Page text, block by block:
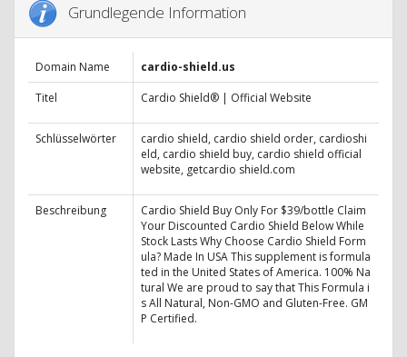
Grundlegende Information
Domain Name
cardio-shield.us
Titel
Cardio Shield® | Official Website
Schlüsselwörter
cardio shield, cardio shield order, cardioshi
eld, cardio shield buy, cardio shield official
website, getcardio shield.com
Beschreibung
Cardio Shield Buy Only For $39/bottle Claim
Your Discounted Cardio Shield Below While
Stock Lasts Why Choose Cardio Shield Form
ula? Made In USA This supplement is formula
ted in the United States of America. 100% Na
tural We are proud to say that This Formula i
s All Natural, Non-GMO and Gluten-Free. GM
P Certified.